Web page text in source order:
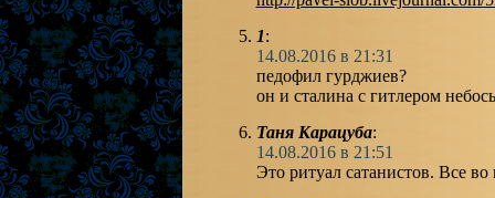
1:
14.08.2016 в 21:31
педофил гурджиев?
он и сталина с гитлером
Таня Карацуба:
14.08.2016 в 21:51
Это ритуал сатанистов. Все